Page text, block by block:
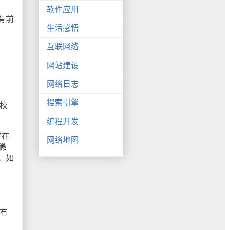
前
如
软件应用
生活感悟
互联网络
网站建设
网络日志
搜索引擎
编程开发
网络地图